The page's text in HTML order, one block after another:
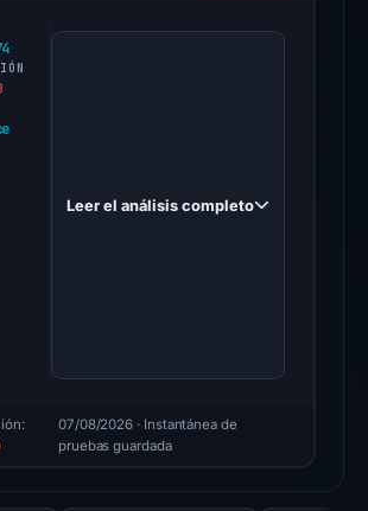
PhishDestroy
20,
score,
not
Leer el análisis completo
07/08/2026 · Instantánea de
pruebas guardada